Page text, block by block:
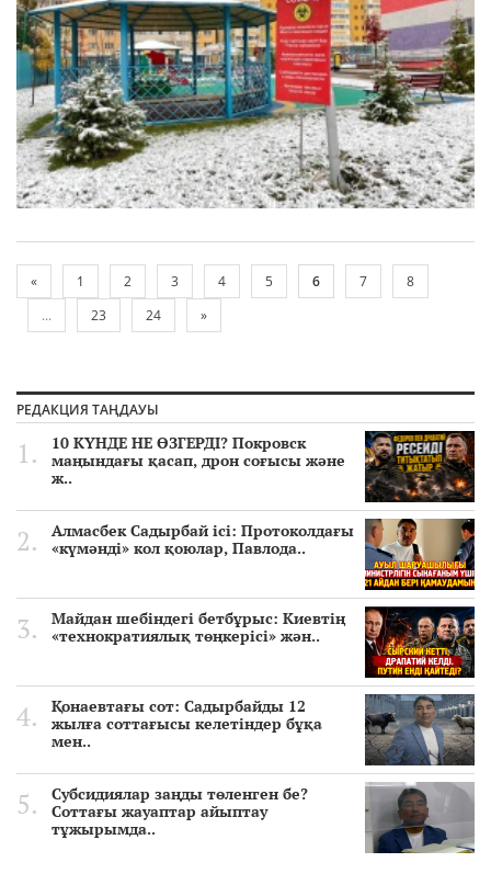
« 1 2 3 4 5 6 7
8
...
23 24 »
РЕДАКЦИЯ ТАҢДАУЫ
10 КҮНДЕ НЕ ӨЗГЕРДІ? Покровск
маңындағы қасап, дрон соғысы және
ж..
Алмасбек Садырбай ісі: Протоколдағы
«күмәнді» кол қоюлар, Павлода..
Майдан шебіндегі бетбұрыс: Киевтің
«технократиялық төңкерісі» жән..
Қонаевтағы сот: Садырбайды 12
жылға соттағысы келетіндер бұқа
мен..
Субсидиялар заңды төленген бе?
Соттағы жауаптар айыптау
тұжырымда..